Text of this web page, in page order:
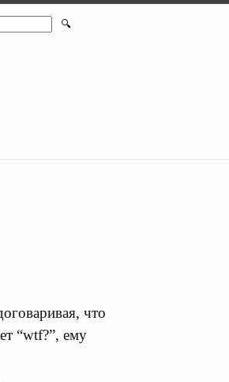
🔍
что
“wtf?”, ему